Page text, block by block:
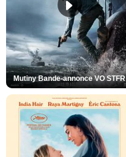
Mutiny Bande-annonce VO STFR